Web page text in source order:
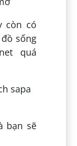
còn có
sống
quá
bạn sẽ